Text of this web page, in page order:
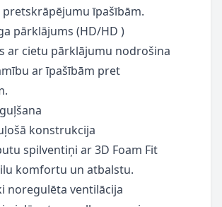
īpašībām.
pārklājums (HD/HD )
ar cietu pārklājumu nodrošina
ar īpašībām pret
konstrukcija
spilventiņi ar 3D Foam Fit
komfortu un atbalstu.
noregulēta ventilācija